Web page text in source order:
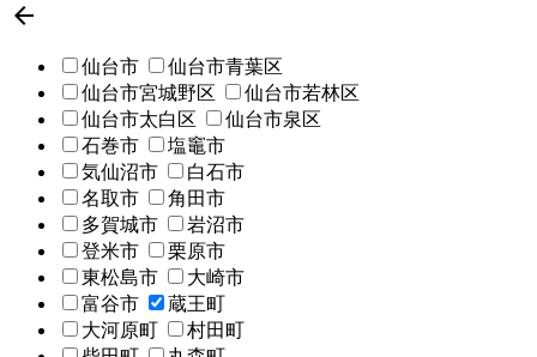

仙台市
仙台市青葉区
仙台市宮城野区
仙台市若林区
仙台市太白区
仙台市泉区
石巻市
塩竈市
気仙沼市
白石市
名取市
角田市
多賀城市
岩沼市
登米市
栗原市
東松島市
大崎市
富谷市
蔵王町
大河原町
村田町